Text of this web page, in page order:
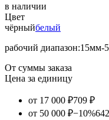
в наличии
Цвет
чёрныйбелый
рабочий диапазон:15мм-
От суммы заказа
Цена за единицу
от 17 000 ₽709 ₽
от 50 000 ₽−10%